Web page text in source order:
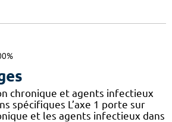
chronique et agents infectieux
spécifiques L’axe 1 porte sur
et les agents infectieux dans